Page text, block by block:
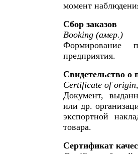
момент
Сбор заказов
Booking (амер.)
Формирование
предприятия.
Свидетельство о
Certificate of
Документ,
или др.
экспортной
товара.
Сертификат